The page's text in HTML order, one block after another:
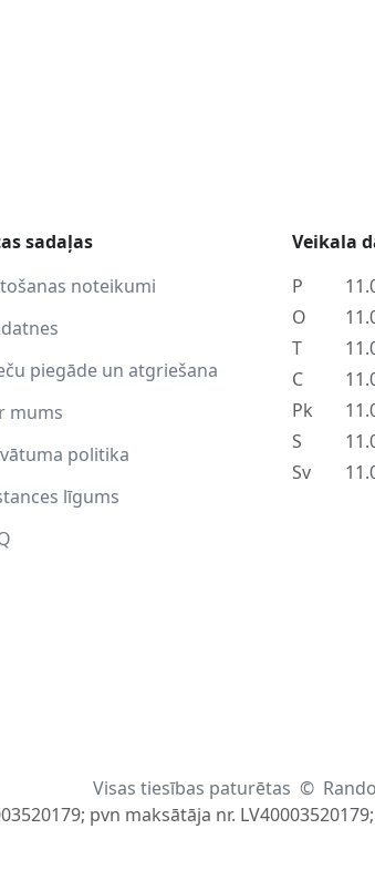
sadaļas
noteikumi
piegāde un atgriešana
mums
politika
līgums
Veikala
P
O
T
C
Pk
S
Sv
Visas tiesības paturētas ©
pvn maksātāja nr.